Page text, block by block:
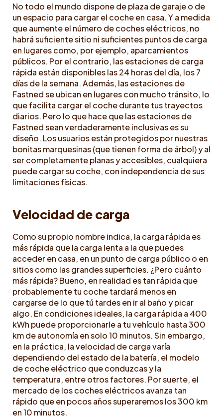
No todo el mundo dispone de plaza de garaje o de
un espacio para cargar el coche en casa. Y a medida
que aumente el número de coches eléctricos, no
habrá suficiente sitio ni suficientes puntos de carga
en lugares como, por ejemplo, aparcamientos
públicos. Por el contrario, las estaciones de carga
rápida están disponibles las 24 horas del día, los 7
días de la semana. Además, las estaciones de
Fastned se ubican en lugares con mucho tránsito, lo
que facilita cargar el coche durante tus trayectos
diarios. Pero lo que hace que las estaciones de
Fastned sean verdaderamente inclusivas es su
diseño. Los usuarios están protegidos por nuestras
bonitas marquesinas (que tienen forma de árbol) y al
ser completamente planas y accesibles, cualquiera
puede cargar su coche, con independencia de sus
limitaciones físicas.
Velocidad de carga
Como su propio nombre indica, la carga rápida es
más rápida que la carga lenta a la que puedes
acceder en casa, en un punto de carga público o en
sitios como las grandes superficies. ¿Pero cuánto
más rápida? Bueno, en realidad es tan rápida que
probablemente tu coche tardará menos en
cargarse de lo que tú tardes en ir al baño y picar
algo. En condiciones ideales, la carga rápida a 400
kWh puede proporcionarle a tu vehículo hasta 300
km de autonomía en solo 10 minutos. Sin embargo,
en la práctica, la velocidad de carga varía
dependiendo del estado de la batería, el modelo
de coche eléctrico que conduzcas y la
temperatura, entre otros factores. Por suerte, el
mercado de los coches eléctricos avanza tan
rápido que en pocos años superaremos los 300 km
en 10 minutos.